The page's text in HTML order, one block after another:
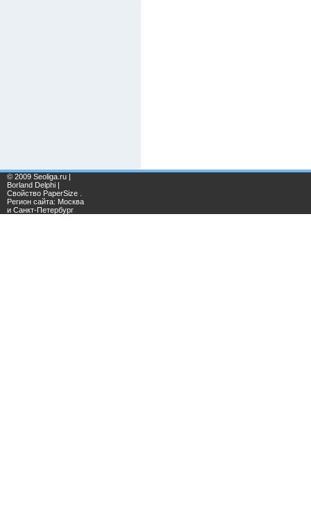
© 2009 Seoliga.ru |
Borland Delphi |
Свойство PaperSize .
Регион сайта: Москва
и Санкт-Петербург